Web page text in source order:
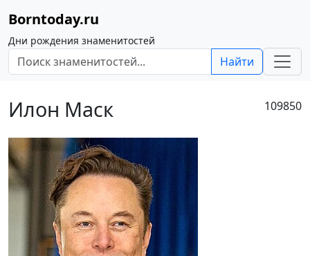
Borntoday.ru
Дни рождения знаменитостей
Найти
Илон Маск 109850